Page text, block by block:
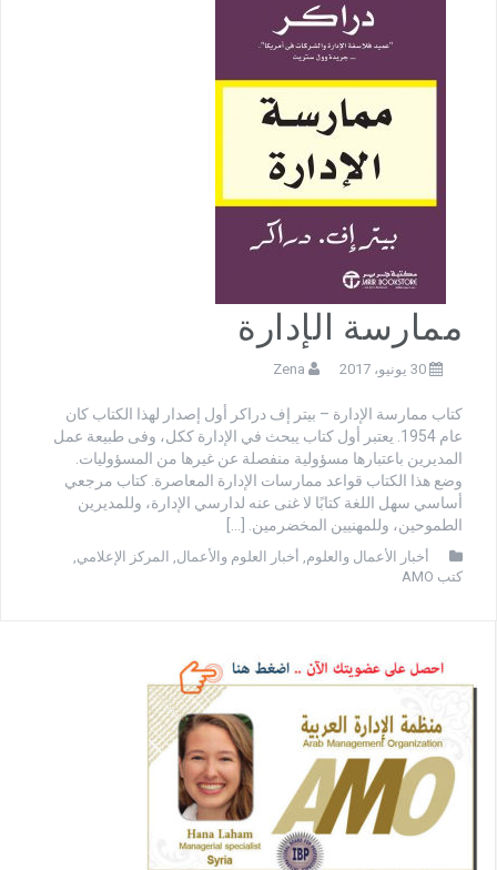
ممارسة الإدارة
30 يونيو، 2017 Zena
كتاب ممارسة الإدارة – بيتر إف دراكر أول إصدار لهذا الكتاب كان
عام 1954. يعتبر أول كتاب يبحث في الإدارة ككل، وفى طبيعة عمل
المديرين باعتبارها مسؤولية منفصلة عن غيرها من المسؤوليات.
وضع هذا الكتاب قواعد ممارسات الإدارة المعاصرة. كتاب مرجعي
أساسي سهل اللغة كتابًا لا غنى عنه لدارسي الإدارة، وللمديرين
الطموحين، وللمهنيين المخضرمين. […]
أخبار الأعمال والعلوم, أخبار العلوم والأعمال , المركز الإعلامي ,
كتب AMO